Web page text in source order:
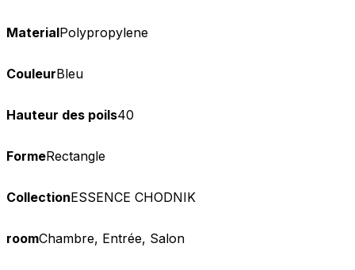
MaterialPolypropylene
CouleurBleu
Hauteur des poils40
FormeRectangle
CollectionESSENCE CHODNIK
roomChambre, Entrée, Salon